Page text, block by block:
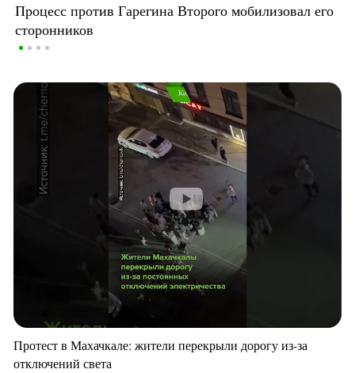
Процесс против Гарегина Второго мобилизовал его
сторонников
Протест в Махачкале: жители перекрыли дорогу из-за
отключений света